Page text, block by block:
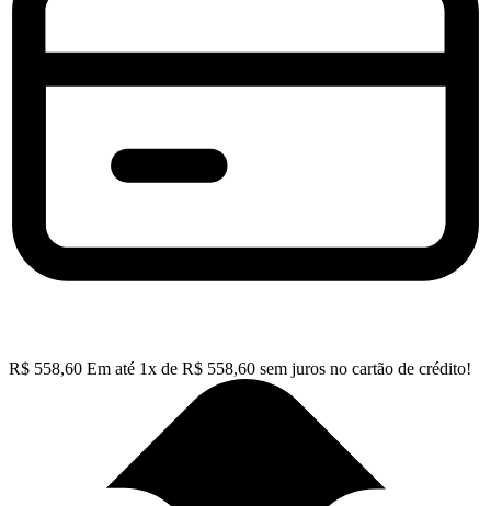
R$ 558,60 Em até 1x de R$ 558,60 sem juros no cartão de crédito!